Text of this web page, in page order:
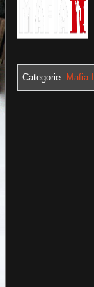
Categorie: Mafia II